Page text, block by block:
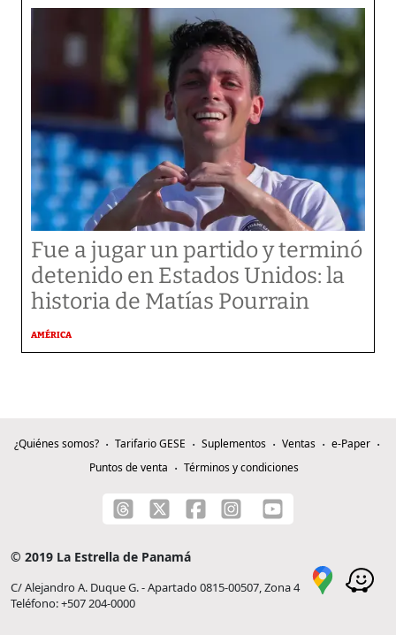
Fue a jugar un partido y terminó
detenido en Estados Unidos: la
historia de Matías Pourrain
AMÉRICA
¿Quiénes somos? Tarifario GESE Suplementos Ventas
e-Paper
Puntos de venta
Términos y condiciones
© 2019 La Estrella de Panamá
C/ Alejandro A. Duque G. - Apartado 0815-00507, Zona 4
Teléfono: +507 204-0000